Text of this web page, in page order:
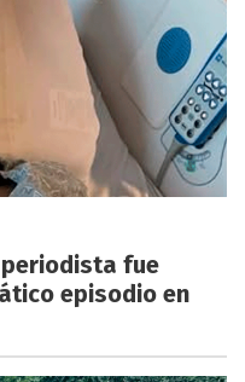
fue
episodio en